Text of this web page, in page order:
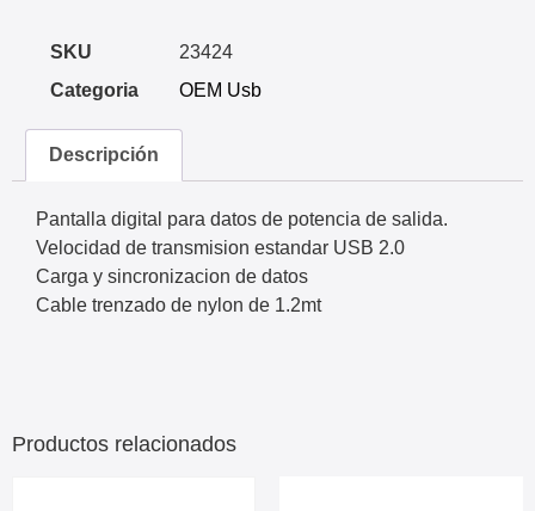
SKU
23424
Categoria
OEM Usb
Descripción
Pantalla digital para datos de potencia de salida.
Velocidad de transmision estandar USB 2.0
Carga y sincronizacion de datos
Cable trenzado de nylon de 1.2mt
Productos relacionados